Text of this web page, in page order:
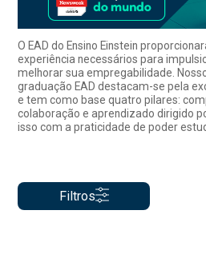
O EAD do Ensino Einstein
experiência necessários para
melhorar sua empregabilidade.
graduação EAD destacam-se pela
e tem como base quatro pilares:
colaboração e aprendizado dirigido
isso com a praticidade de poder
Filtros